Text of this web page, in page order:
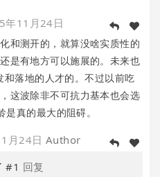
年11月24日
和测开的，就算没啥实质性的
是有地方可以施展的。未来也
落地的人才的。不过以前吃
这波除非不可抗力基本也会选
真的最大的阻碍。
月24日 Author
#1 回复